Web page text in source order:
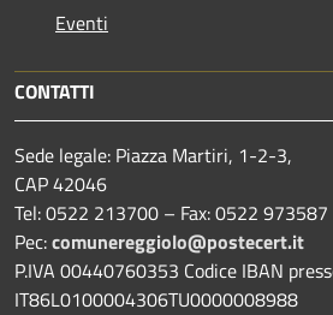
Eventi
CONTATTI
Sede legale: Piazza Martiri, 1-2-3,
CAP 42046
Tel: 0522 213700 – Fax: 0522 973587
Pec:comunereggiolo@postecert.it
P.IVA 00440760353 Codice IBAN
IT86L0100004306TU0000008988